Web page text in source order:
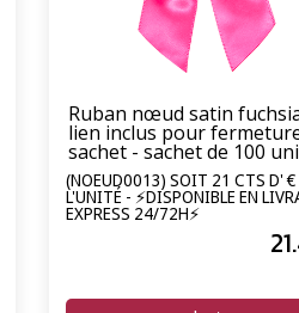
Ruban nœud satin
lien inclus pour
sachet - sachet de 100
(NOEUD0013) SOIT 21 CTS D' €
L'UNITÉ - ⚡DISPONIBLE EN
EXPRESS 24/72H⚡
21